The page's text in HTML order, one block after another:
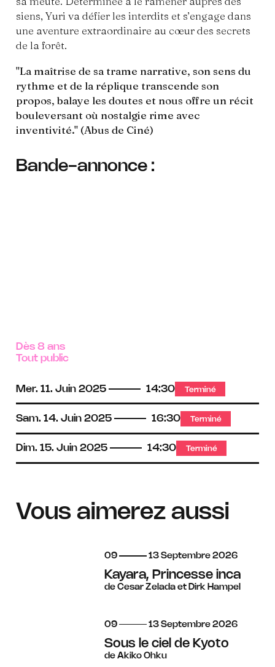
siens, Yuri va défier les interdits et s’engage dans
une aventure extraordinaire au cœur des secrets
de la forêt.
"La maîtrise de sa trame narrative, son sens du
rythme et de la réplique transcende son
propos, balaye les doutes et nous offre un récit
bouleversant où nostalgie rime avec
inventivité." (Abus de Ciné)
Bande-annonce :
Dès 8 ans
Tout public
Mer. 11. Juin 2025 14:30 Terminé
Sam. 14. Juin 2025 16:30 Terminé
Dim. 15. Juin 2025 14:30 Terminé
Vous aimerez aussi
du
09 au
13 septembre
Septembre 2026
Kayara, Princesse inca
de Cesar Zelada et Dirk Hampel
du
09 au
13 septembre
Septembre 2026
Sous le ciel de Kyoto
de Akiko Ohku